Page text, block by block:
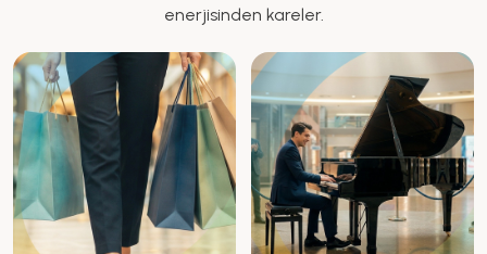
enerjisinden kareler.